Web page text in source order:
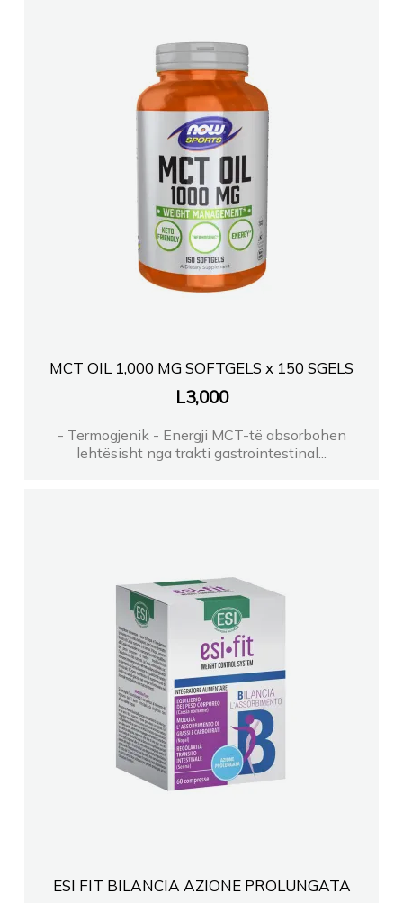
MCT OIL 1,000 MG SOFTGELS x 150 SGELS
L3,000
- Termogjenik - Energji MCT-të absorbohen
lehtësisht nga trakti gastrointestinal...
ESI FIT BILANCIA AZIONE PROLUNGATA